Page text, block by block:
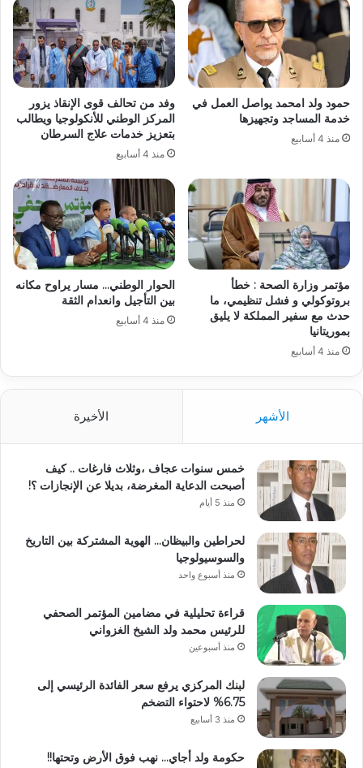
حمود ولد امحمد يواصل العمل في
خدمة المساجد وتجهيزها
منذ 4 أسابيع
وفد من تحالف قوى الإنقاذ يزور
المركز الوطني للأنكولوجيا ويطالب
بتعزيز خدمات علاج السرطان
منذ 4 أسابيع
مؤتمر وزارة الصحة : خطأ
بروتوكولي و فشل تنظيمي، ما
حدث مع سفير المملكة لا يليق
بموريتانيا
منذ 4 أسابيع
الحوار الوطني… مسار يراوح مكانه
بين التأجيل وانعدام الثقة
منذ 4 أسابيع
الأشهر الأخيرة
خمس سنوات عجاف ،وثلاث فارغات .. كيف
أصبحت الدعاية المغرضة، بديلا عن الإنجازات ؟!
منذ 5 أيام
لحراطين والبيظان… الهوية المشتركة بين التاريخ
والسوسيولوجيا
منذ أسبوع واحد
قراءة تحليلية في مضامين المؤتمر الصحفي
للرئيس محمد ولد الشيخ الغزواني
منذ أسبوعين
لبنك المركزي يرفع سعر الفائدة الرئيسي إلى
6.75% لاحتواء التضخم
منذ 3 أسابيع
حكومة ولد أجاي… نهب فوق الأرض وتحتها!!